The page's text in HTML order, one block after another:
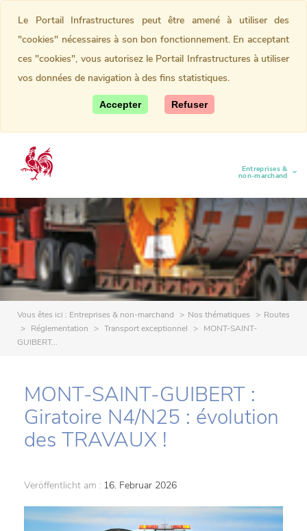
Entreprises &
non-marchand
(current)
Vous êtes ici : Entreprises & non-marchand Nos thématiques
Routes
Réglementation
Transport exceptionnel
MONT-SAINT-
GUIBERT...
MONT-SAINT-GUIBERT :
Giratoire N4/N25 : évolution
des TRAVAUX !
Veröffentlicht am : 16. Februar 2026
Le Portail Infrastructures peut être amené à utiliser des
"cookies" nécessaires à son bon fonctionnement. En acceptant
ces "cookies", vous autorisez le Portail Infrastructures à utiliser
vos données de navigation à des fins statistiques.
Accepter Refuser